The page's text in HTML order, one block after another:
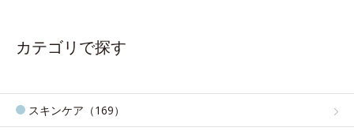
カテゴリで探す
スキンケア（169）